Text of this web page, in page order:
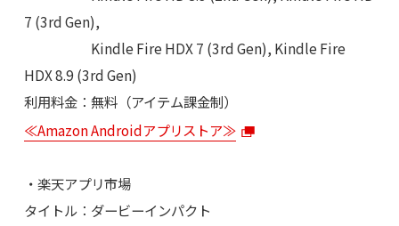
7 (3rd Gen),
Kindle Fire HDX 7 (3rd Gen), Kindle Fire
HDX 8.9 (3rd Gen)
利用料金：無料（アイテム課金制）
≪Amazon Androidアプリストア≫
・楽天アプリ市場
タイトル：ダービーインパクト